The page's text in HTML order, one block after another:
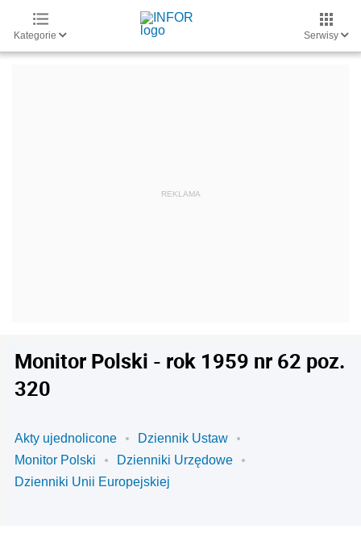
Kategorie Serwisy
Monitor Polski - rok 1959 nr 62 poz.
320
Akty ujednolicone
Dziennik Ustaw
Monitor Polski
Dzienniki Urzędowe
Dzienniki Unii Europejskiej